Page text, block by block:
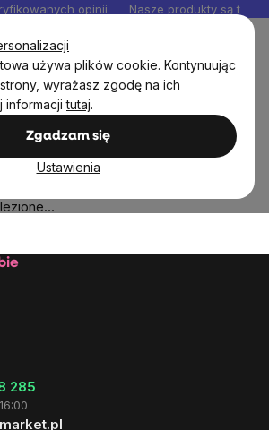
używa plików cookie. Kontynuując
wyrażasz zgodę na ich
informacjitutaj.
Zgadzam się
Ustawienia
opinii Nasze produkty są
wegetariańskie
285